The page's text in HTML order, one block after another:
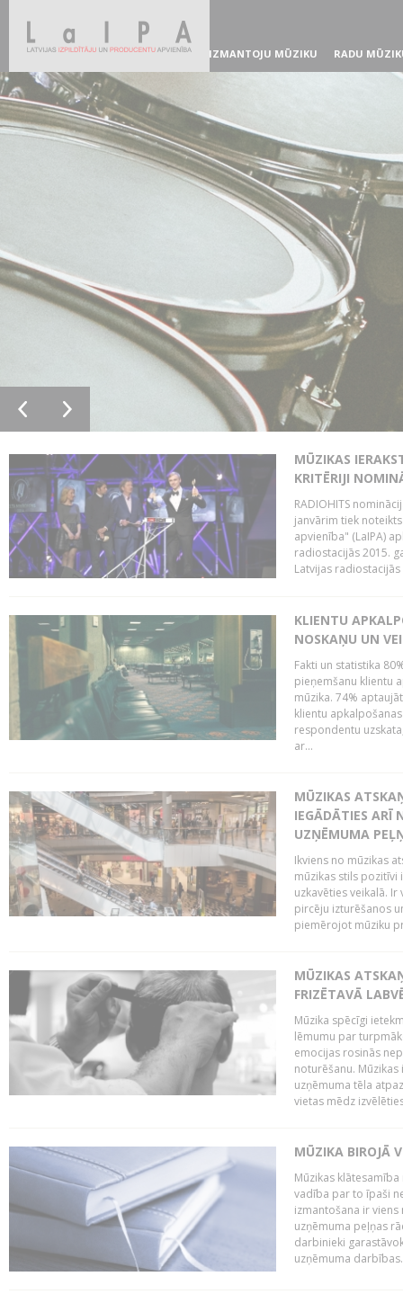
IZMANTOJU MŪZIKU RADU
MŪZIKAS
KRITĒRIJI
RADIOHITS
janvārim tiek
apvienība" (LaIPA)
radiostacijās 2015.
Latvijas
KLIENTU
NOSKAŅU UN
Fakti un statistika
pieņemšanu klientu
mūzika. 74%
klientu
respondentu
ar...
MŪZIKAS
IEGĀDĀTIES ARĪ
UZŅĒMUMA
Ikviens no mūzikas
mūzikas stils pozitīvi
uzkavēties veikalā.
pircēju izturēšanos
piemērojot mūziku
MŪZIKAS
FRIZĒTAVĀ
Mūzika spēcīgi
lēmumu par
emocijas rosinās
noturēšanu.
uzņēmuma tēla
vietas mēdz
MŪZIKA BIROJĀ
Mūzikas
vadība par to īpaši
izmantošana ir
uzņēmuma peļņas
darbinieki
uzņēmuma